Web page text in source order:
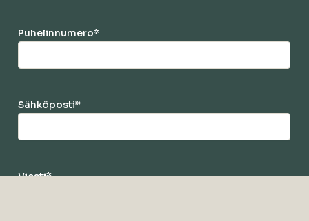
Puhelinnumero*
Sähköposti*
Viesti*